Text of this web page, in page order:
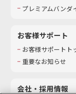
プレミアムバンダ
お客様サポート
お客様サポートト
重要なお知らせ
会社・採用情報